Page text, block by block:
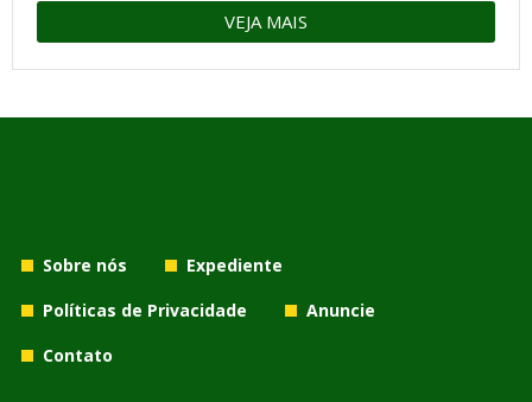
VEJA MAIS
Sobre nós
Expediente
Políticas de Privacidade
Anuncie
Contato